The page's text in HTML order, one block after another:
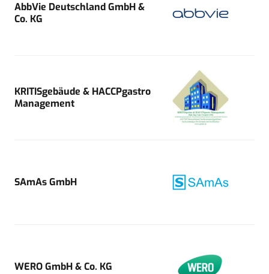
AbbVie Deutschland GmbH &
Co. KG
KRITISgebäude & HACCPgastro
Management
SAmAs GmbH
WERO GmbH & Co. KG